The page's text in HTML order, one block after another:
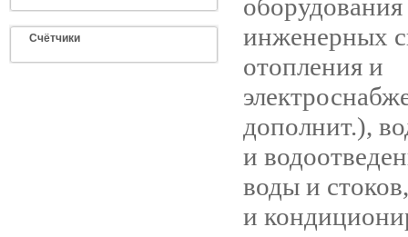
Счётчики
инженерных
отопления и
дополнит.),
и
воды и
и